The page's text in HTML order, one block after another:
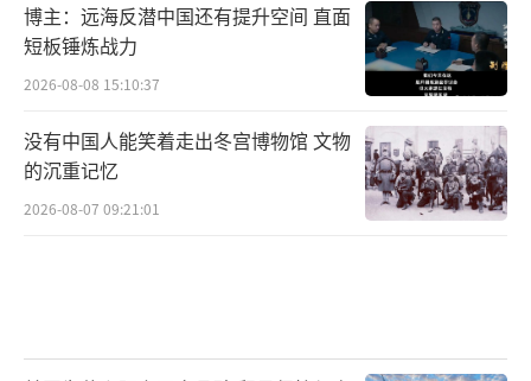
（资料图）太平洋战争期间，由打孔钢板
铺设的野战停机坪
社交媒体
（资料图）美军现役的AM2型铝板地垫
也是其发展“敏捷作战部署”战略的一部分，
博主：远海反潜中国还有提升空间 直面
短板锤炼战力
2026-08-08 15:10:37
没有中国人能笑着走出冬宫博物馆 文物
的沉重记忆
2026-08-07 09:21:01